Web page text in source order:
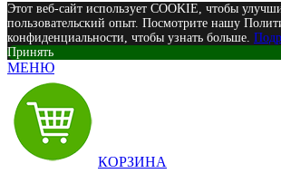
Этот веб-сайт использует COOKIE, чтобы
пользовательский опыт. Посмотрите нашу
конфиденциальности, чтобы узнать больше.
Принять
МЕНЮ
КОРЗИНА